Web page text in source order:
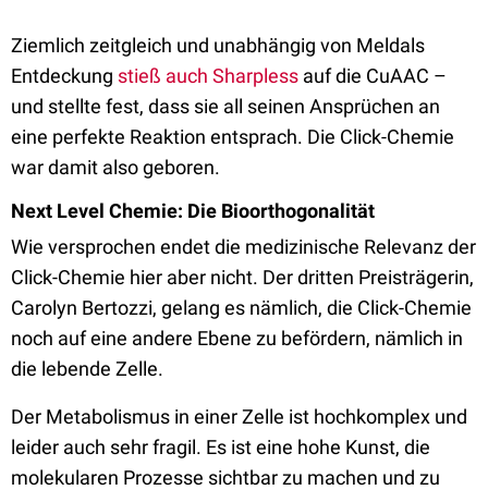
Ziemlich zeitgleich und unabhängig von Meldals
Entdeckung stieß auch Sharpless auf die CuAAC –
und stellte fest, dass sie all seinen Ansprüchen an
eine perfekte Reaktion entsprach. Die Click-Chemie
war damit also geboren.
Next Level Chemie: Die Bioorthogonalität
Wie versprochen endet die medizinische Relevanz der
Click-Chemie hier aber nicht. Der dritten Preisträgerin,
Carolyn Bertozzi, gelang es nämlich, die Click-Chemie
noch auf eine andere Ebene zu befördern, nämlich in
die lebende Zelle.
Der Metabolismus in einer Zelle ist hochkomplex und
leider auch sehr fragil. Es ist eine hohe Kunst, die
molekularen Prozesse sichtbar zu machen und zu